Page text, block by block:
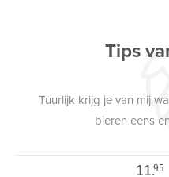
Tips
Tuurlijk krijg je van mij
bieren eens
11.95